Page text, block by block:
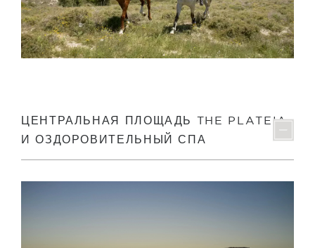
ЦЕНТРАЛЬНАЯ ПЛОЩАДЬ THE PLATEIA
И ОЗДОРОВИТЕЛЬНЫЙ СПА